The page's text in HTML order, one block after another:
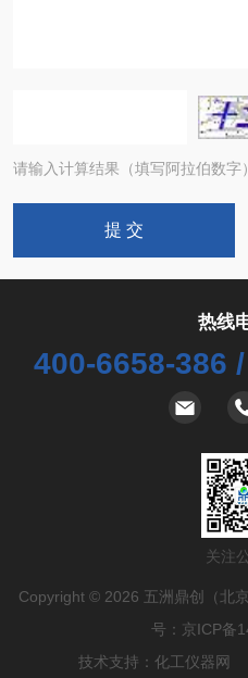
请输入计算结果（填写阿拉伯数字
热线
400-6658-386
关注
Copyright © 2026 五洲鼎创（北
号： 京ICP备
技术支持： 化工仪器网